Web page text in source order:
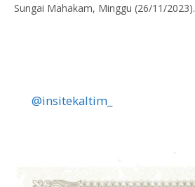
Sungai Mahakam, Minggu (26/11/2023).
@insitekaltim_